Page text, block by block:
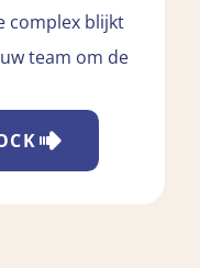
complex blijkt
team om de